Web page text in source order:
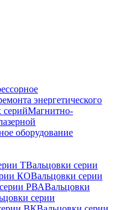
энергетического
серийМагнитно-
оборудование
ТВальцовки серии
КОВальцовки серии
РВАВальцовки
серии